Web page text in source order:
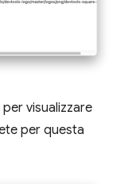
per visualizzare
per questa